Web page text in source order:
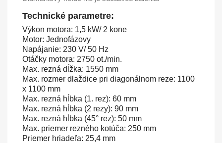
Technické parametre:
Výkon motora: 1,5 kW/ 2 kone
Motor: Jednofázovy
Napájanie: 230 V/ 50 Hz
Otáčky motora: 2750 ot./min.
Max. rezná dĺžka: 1550 mm
Max. rozmer dlaždice pri diagonálnom reze: 1100
x 1100 mm
Max. rezná hĺbka (1. rez): 60 mm
Max. rezná hĺbka (2 rezy): 90 mm
Max. rezná hĺbka (45° rez): 50 mm
Max. priemer rezného kotúča: 250 mm
Priemer hriadeľa: 25,4 mm